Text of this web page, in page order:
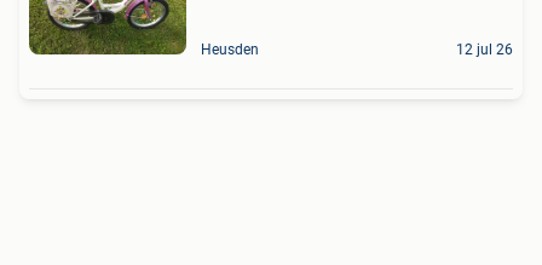
Heusden 12 jul 26